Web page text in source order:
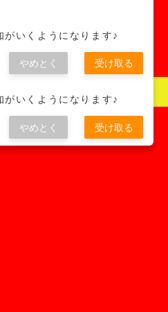
TENNIS!
いくようになります♪
やめとく 受け取る
いくようになります♪
やめとく 受け取る